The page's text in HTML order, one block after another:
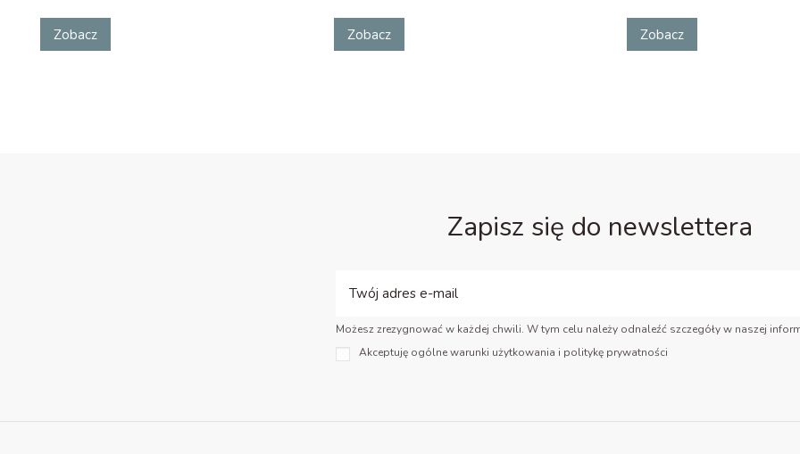
Zobacz Zobacz Zobacz
Zapisz się do newslettera
Możesz zrezygnować w każdej chwili. W tym celu należy odnaleźć szczegóły w naszej
Akceptuję ogólne warunki użytkowania i politykę prywatności